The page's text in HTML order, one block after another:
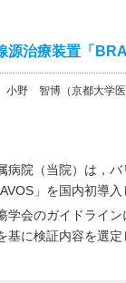
源治療装置「
小野 智博（京都大学医
病院（当院）は，
」を国内初導入
学会のガイドライ
基に検証内容を選